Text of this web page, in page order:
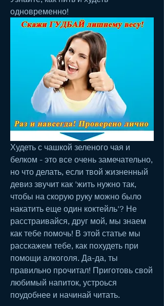
одновременно!
Худеть с чашкой зеленого чая и
белком - это все очень замечательно,
но что делать, если твой жизненный
девиз звучит как 'жить нужно так,
чтобы на скорую руку можно было
накатить еще один коктейль'? Не
расстраивайся, друг мой, мы знаем
как тебе помочь! В этой статье мы
расскажем тебе, как похудеть при
помощи алкоголя. Да-да, ты
правильно прочитал! Приготовь свой
любимый напиток, устроься
поудобнее и начинай читать.